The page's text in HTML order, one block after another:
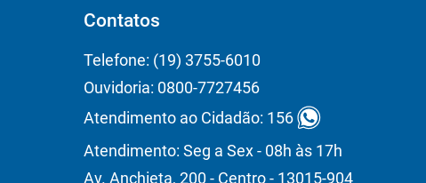
Contatos
Telefone: (19) 3755-6010
Ouvidoria: 0800-7727456
Atendimento ao Cidadão: 156
Atendimento: Seg a Sex - 08h às 17h
Av. Anchieta, 200 - Centro - 13015-904